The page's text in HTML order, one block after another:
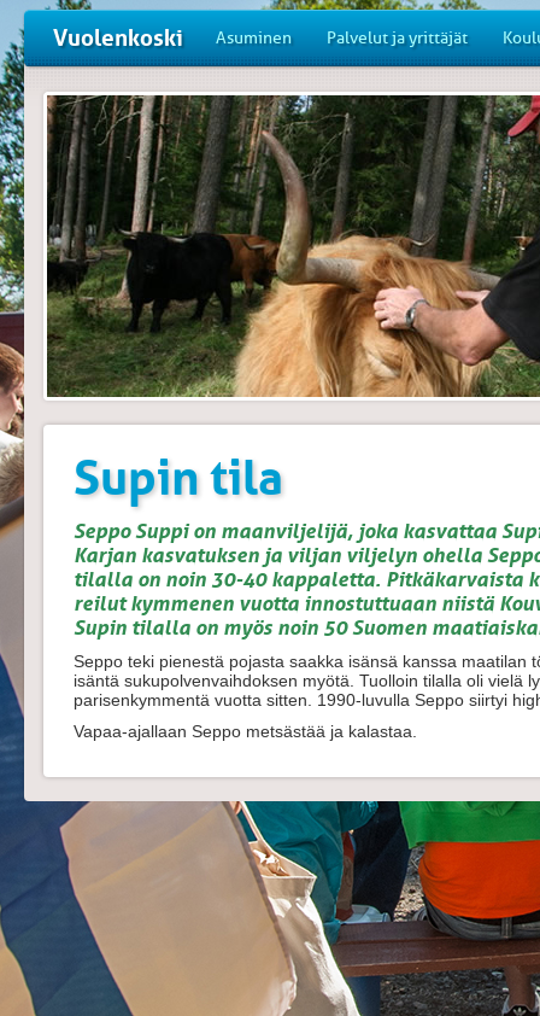
Vuolenkoski Asuminen Palvelut ja yrittäjät
Supin tila
Seppo Suppi on maanviljelijä, joka kasvattaa
Karjan kasvatuksen ja viljan viljelyn ohella
tilalla on noin 30-40 kappaletta. Pitkäkarvaista
reilut kymmenen vuotta innostuttuaan niistä
Supin tilalla on myös noin 50 Suomen
Seppo teki pienestä pojasta saakka isänsä kanssa maatilan
isäntä sukupolvenvaihdoksen myötä. Tuolloin tilalla oli vielä
parisenkymmentä vuotta sitten. 1990-luvulla Seppo siirtyi
Vapaa-ajallaan Seppo metsästää ja kalastaa.